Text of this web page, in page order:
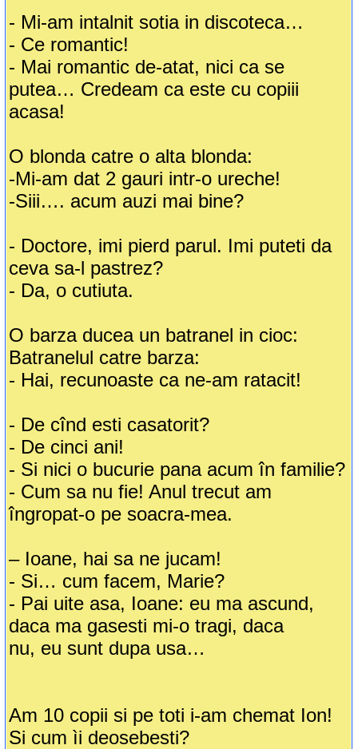
- Mi-am intalnit sotia in discoteca…
- Ce romantic!
- Mai romantic de-atat, nici ca se
putea… Credeam ca este cu copiii
acasa!
O blonda catre o alta blonda:
-Mi-am dat 2 gauri intr-o ureche!
-Siii…. acum auzi mai bine?
- Doctore, imi pierd parul. Imi puteti da
ceva sa-l pastrez?
- Da, o cutiuta.
O barza ducea un batranel in cioc:
Batranelul catre barza:
- Hai, recunoaste ca ne-am ratacit!
- De cînd esti casatorit?
- De cinci ani!
- Si nici o bucurie pana acum în familie?
- Cum sa nu fie! Anul trecut am
îngropat-o pe soacra-mea.
– Ioane, hai sa ne jucam!
- Si… cum facem, Marie?
- Pai uite asa, Ioane: eu ma ascund,
daca ma gasesti mi-o tragi, daca
nu, eu sunt dupa usa…
Am 10 copii si pe toti i-am chemat Ion!
Si cum ìi deosebesti?